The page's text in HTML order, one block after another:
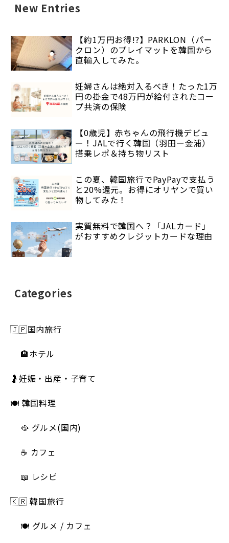
New Entries
【約1万円お得!?】PARKLON（パー
クロン）のプレイマットを韓国から
直輸入してみた。
妊婦さんは絶対入るべき！たった1万
円の掛金で48万円が給付されたコー
プ共済の保険
【0歳児】赤ちゃんの飛行機デビュ
ー！JALで行く韓国（羽田ー金浦）
搭乗レポ＆持ち物リスト
この夏、韓国旅行でPayPayで支払う
と20%還元。お得にオリヤンで買い
物してみた！
実質無料で韓国へ？「JALカード」
がおすすめクレジットカードな理由
Categories
🇯🇵国内旅行
🏨ホテル
🤰妊娠・出産・子育て
🍽 韓国料理
🥘 グルメ(国内)
☕️ カフェ
📖 レシピ
🇰🇷 韓国旅行
🍽 グルメ / カフェ